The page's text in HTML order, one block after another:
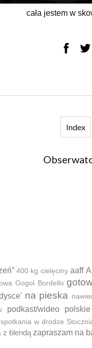
cała jestem w
Index
400 kg cielęciny aaff
Gogol Bordello
na pieska
podkast/wideo
spotkania w drodze
z blendą zapraszam na